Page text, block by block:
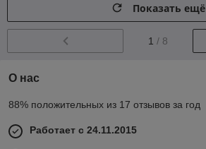
Показать ещё
1 / 8
О нас
88% положительных из 17 отзывов за год
Работает с 24.11.2015